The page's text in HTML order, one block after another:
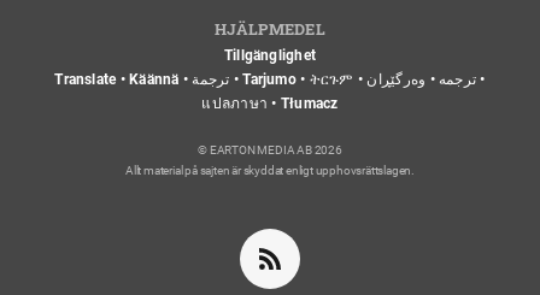
HJÄLPMEDEL
Tillgänglighet
Translate • Käännä • ترجمة • Tarjumo • ትርጉም • ترجمه • وەرگێڕان •
แปลภาษา • Tłumacz
© EARTON MEDIA AB 2026
Allt material på sajten är skyddat enligt upphovsrättslagen.